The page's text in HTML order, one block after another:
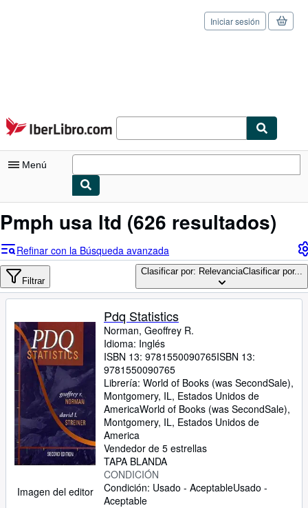
Pasar al contenido principal
IberLibro.com
Iniciar sesión
Menú
Mi cuenta
Consultar mis pedidos
Cerrar sesión
Búsqueda avanzada
Libros antiguos
Arte y coleccionismo
Vendedores
Comenzar a vender
Ayuda
CERRAR
Pmph usa ltd (626 resultados)
Refinar con la Búsqueda avanzada
Filtrar
Clasificar por: RelevanciaClasificar por...
Imagen del editor
Pdq Statistics
Norman, Geoffrey R.
Idioma: Inglés
ISBN 13: 9781550090765ISBN 13:
9781550090765
Librería: World of Books (was SecondSale),
Montgomery, IL, Estados Unidos de
AmericaWorld of Books (was SecondSale),
Montgomery, IL, Estados Unidos de
America
Vendedor de 5 estrellas
TAPA BLANDA
CONDICIÓN
Condición: Usado - AceptableUsado -
Aceptable